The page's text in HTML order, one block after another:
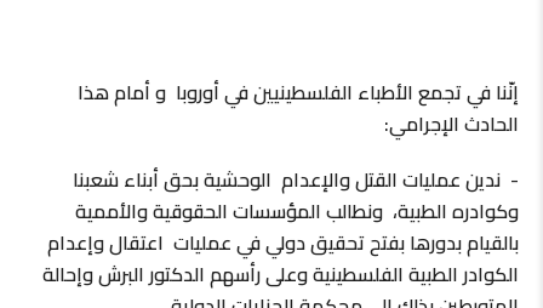
إنّنا في تجمع الأطباء الفلسطينيين في أوروبا و أمام هذا
الحادث الإجرامي:
‎- ندين عمليات القتل والإعدام الوحشية بحق أبناء شعبنا
وكوادره الطبية، ونطالب المؤسسات الحقوقية والأممية
بالقيام بدورها بفتح تحقيق دولي في عمليات اعتقال وإعدام
الكوادر الطبية الفلسطينية وعلى رأسهم الدكتور البرش وإحالة